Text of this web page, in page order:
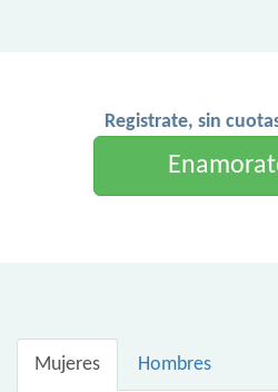
Registrate, sin
Mujeres Hombres